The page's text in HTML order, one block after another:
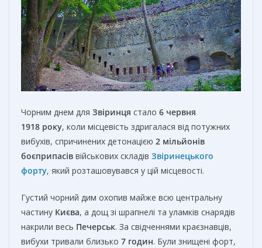
Чорним днем для Звіринця стало 6 червня
1918 року, коли місцевість здригалася від потужних
вибухів, спричинених детонацією 2 мільйонів
боєприпасів військових складів Звіринецького
форту, який розташовувався у цій місцевості.
Густий чорний дим охопив майже всю центральну
частину Києва, а дощ зі шрапнелі та уламків снарядів
накрили весь Печерськ. За свідченнями краєзнавців,
вибухи тривали близько 7 годин. Були знищені форт,